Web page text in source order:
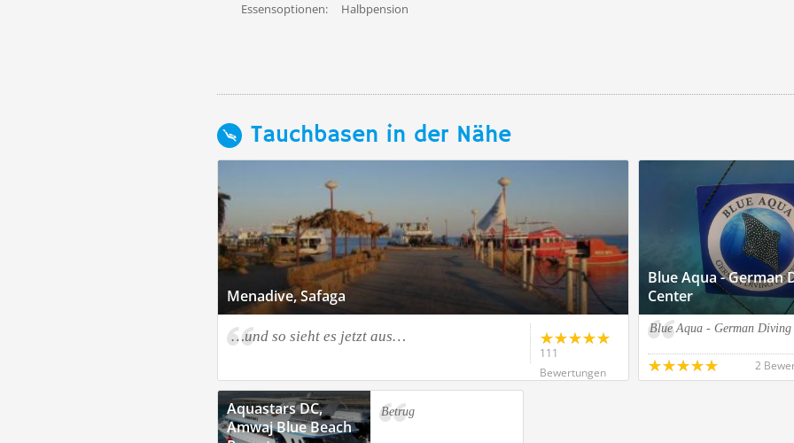
Essensoptionen:
Halbpension
Tauchbasen in der Nähe
Menadive, Safaga
…und so sieht es jetzt aus…
111
Bewertungen
Blue Aqua - German
Center
Blue Aqua - German Diving
2
Aquastars DC,
Amwaj Blue Beach
Betrug